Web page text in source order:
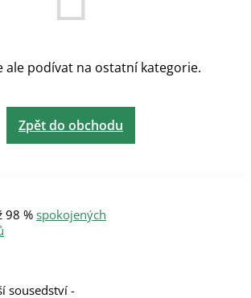
ale podívat na ostatní kategorie.
Zpět do obchodu
98 %spokojených
sousedství -